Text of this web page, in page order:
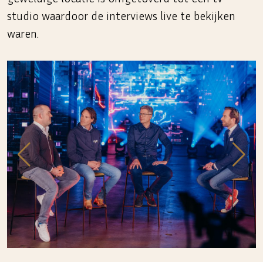
studio waardoor de interviews live te bekijken
waren.